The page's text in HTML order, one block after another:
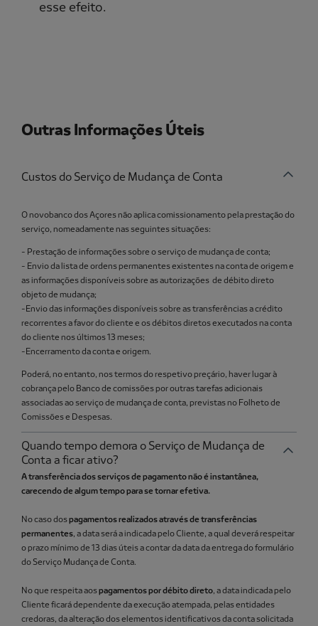
esse efeito.
Outras Informações Úteis
Custos do Serviço de Mudança de Conta
O novobanco dos Açores não aplica comissionamento pela prestação do
serviço, nomeadamente nas seguintes situações:
- Prestação de informações sobre o serviço de mudança de conta;
- Envio da lista de ordens permanentes existentes na conta de origem e
as informações disponíveis sobre as autorizações de débito direto
objeto de mudança;
-Envio das informações disponíveis sobre as transferências a crédito
recorrentes a favor do cliente e os débitos diretos executados na conta
do cliente nos últimos 13 meses;
-Encerramento da conta e origem.
Poderá, no entanto, nos termos do respetivo preçário, haver lugar à
cobrança pelo Banco de comissões por outras tarefas adicionais
associadas ao serviço de mudança de conta, previstas no Folheto de
Comissões e Despesas.
Quando tempo demora o Serviço de Mudança de
Conta a ficar ativo?
A transferência dos serviços de pagamento não é instantânea,
carecendo de algum tempo para se tornar efetiva.
No caso dospagamentos realizados através de transferências
permanentes , a data será a indicada pelo Cliente, a qual deverá respeitar
o prazo mínimo de 13 dias úteis a contar da data da entrega do formulário
do Serviço Mudança de Conta.
No que respeita aospagamentos por débito direto , a data indicada pelo
Cliente ficará dependente da execução atempada, pelas entidades
credoras, da alteração dos elementos identificativos da conta solicitada